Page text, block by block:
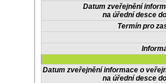
Datum zveřejnění
na úřední desce
Termín pro
Datum zveřejnění informace o
na úřední desce